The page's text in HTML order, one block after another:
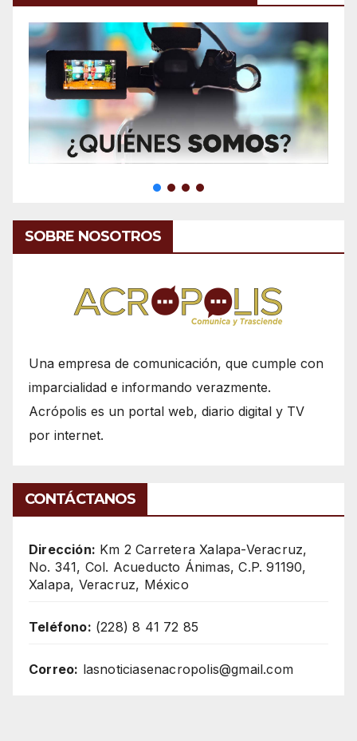
SOBRE NOSOTROS
Una empresa de comunicación, que cumple con
imparcialidad e informando verazmente.
Acrópolis es un portal web, diario digital y TV
por internet.
CONTÁCTANOS
Dirección: Km 2 Carretera Xalapa-Veracruz,
No. 341, Col. Acueducto Ánimas, C.P. 91190,
Xalapa, Veracruz, México
Teléfono: (228) 8 41 72 85
Correo: lasnoticiasenacropolis@gmail.com